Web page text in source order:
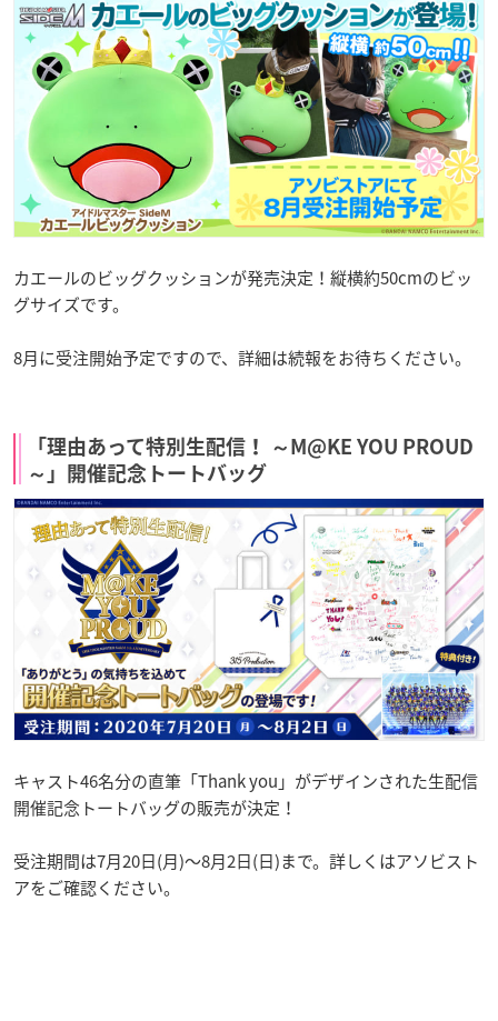
カエールのビッグクッションが発売決定！縦横約50cmのビッ
グサイズです。
8月に受注開始予定ですので、詳細は続報をお待ちください。
「理由あって特別生配信！ ～M@KE YOU PROUD
～」開催記念トートバッグ
キャスト46名分の直筆「Thank you」がデザインされた生配信
開催記念トートバッグの販売が決定！
受注期間は7月20日(月)〜8月2日(日)まで。詳しくはアソビスト
アをご確認ください。